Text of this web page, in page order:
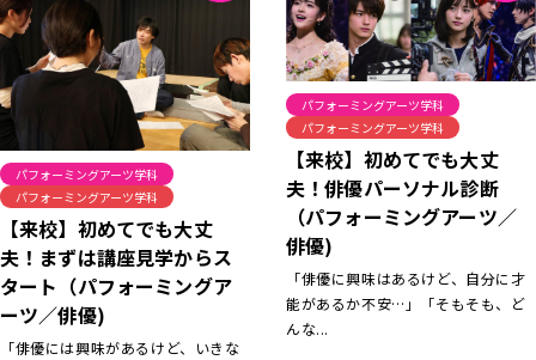
パフォーミングアーツ学科
パフォーミングアーツ学科
【来校】初めてでも大丈
夫！まずは講座見学からス
タート（パフォーミングア
ーツ／俳優)
「俳優には興味があるけど、いきな
パフォーミングアーツ学科
パフォーミングアーツ学科
【来校】初めてでも大丈
夫！俳優パーソナル診断
（パフォーミングアーツ／
俳優)
「俳優に興味はあるけど、自分に才
能があるか不安…」「そもそも、ど
んな...